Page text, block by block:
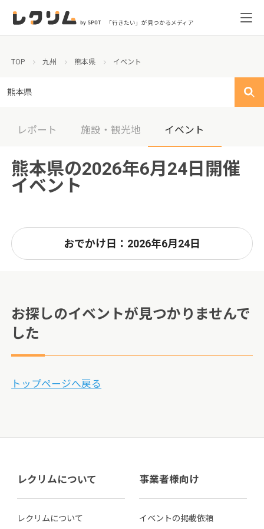
「行きたい」が見つかるメディア
TOP 九州 熊本県 イベント
熊本県
レポート 施設・観光地 イベント
熊本県の2026年6月24日開催
イベント
おでかけ日：2026年6月24日
お探しのイベントが見つかりませんで
した
トップページへ戻る
レクリムについて
レクリムについて
事業者様向け
イベントの掲載依頼